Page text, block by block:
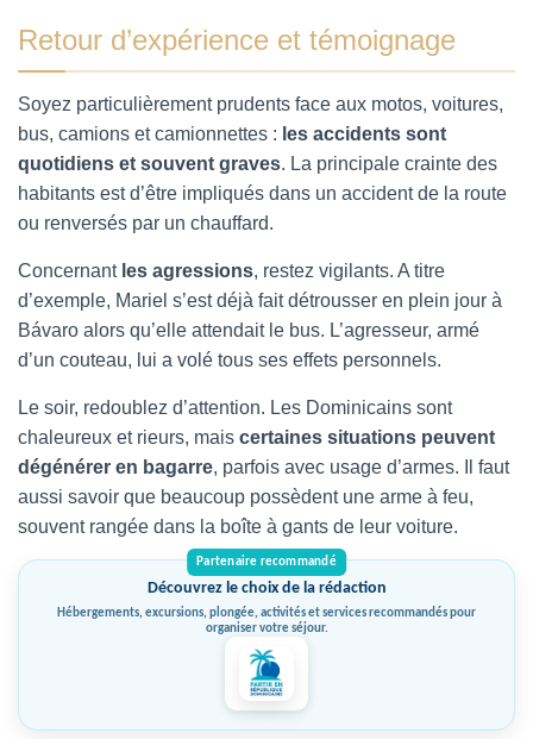
Retour d’expérience et témoignage
Soyez particulièrement prudents face aux motos, voitures,
bus, camions et camionnettes : les accidents sont
quotidiens et souvent graves. La principale crainte des
habitants est d’être impliqués dans un accident de la route
ou renversés par un chauffard.
Concernantles agressions, restez vigilants. A titre
d’exemple, Mariel s’est déjà fait détrousser en plein jour à
Bávaro alors qu’elle attendait le bus. L’agresseur, armé
d’un couteau, lui a volé tous ses effets personnels.
Le soir, redoublez d’attention. Les Dominicains sont
chaleureux et rieurs, mais certaines situations peuvent
dégénérer en bagarre, parfois avec usage d’armes. Il faut
aussi savoir que beaucoup possèdent une arme à feu,
souvent rangée dans la boîte à gants de leur voiture.
Découvrez le choix de la rédaction
Hébergements, excursions, plongée, activités et services recommandés pour
organiser votre séjour.